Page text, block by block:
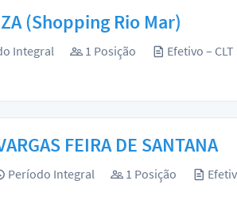
(Shopping Rio Mar)
Integral 1 Posição Efetivo – CLT
FEIRA DE SANTANA
Período Integral 1 Posição